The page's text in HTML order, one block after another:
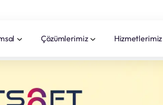
Çözümlerimiz Hizmetlerimiz